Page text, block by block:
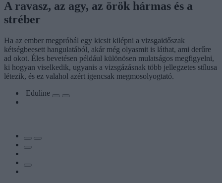
A ravasz, az agy, az örök hármas és a
stréber
Ha az ember megpróbál egy kicsit kilépni a vizsgaidőszak
kétségbeesett hangulatából, akár még olyasmit is láthat, ami derűre
ad okot. Éles bevetésen például különösen mulatságos megfigyelni,
ki hogyan viselkedik, ugyanis a vizsgázásnak több jellegzetes stílusa
létezik, és ez valahol azért igencsak megmosolyogtató.
Eduline